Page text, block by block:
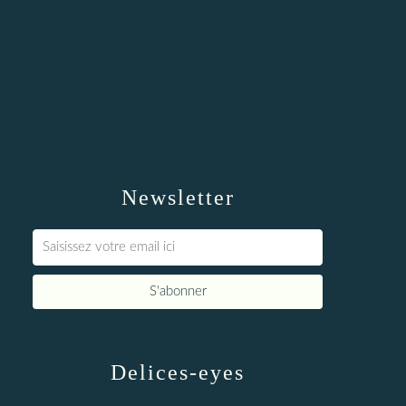
Newsletter
Delices-eyes